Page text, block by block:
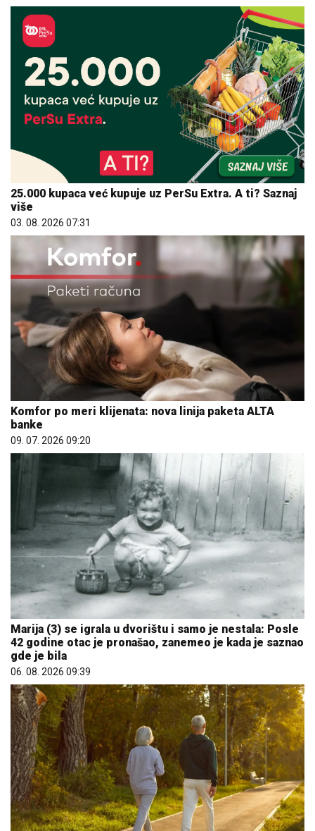
25.000 kupaca već kupuje uz PerSu Extra. A ti? Saznaj
više
03. 08. 2026 07:31
Komfor po meri klijenata: nova linija paketa ALTA
banke
09. 07. 2026 09:20
Marija (3) se igrala u dvorištu i samo je nestala: Posle
42 godine otac je pronašao, zanemeo je kada je saznao
gde je bila
06. 08. 2026 09:39